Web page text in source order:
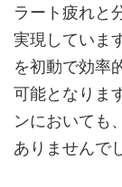
ラート疲れと
実現していま
を初動で効率
可能となりま
ンにおいても
ありませんで